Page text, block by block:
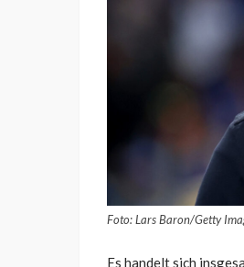
Foto: Lars Baron/Getty
Es handelt sich